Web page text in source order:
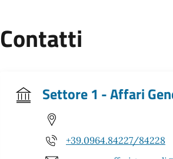
Contatti
Settore 1 - Affari
+39.0964.84227/84228